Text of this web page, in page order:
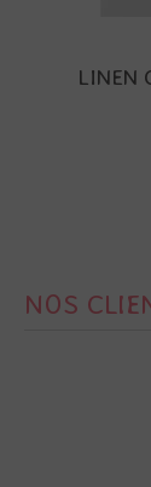
LINEN
NOS